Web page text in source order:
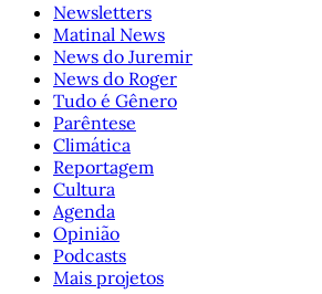
Newsletters
Matinal News
News do Juremir
News do Roger
Tudo é Gênero
Parêntese
Climática
Reportagem
Cultura
Agenda
Opinião
Podcasts
Mais projetos